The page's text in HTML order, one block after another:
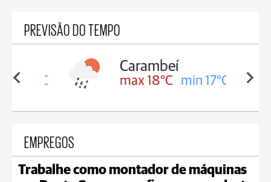
PREVISÃO DO TEMPO
18°C
Carambeí
max 18°C min 17°C
EMPREGOS
Trabalhe como montador de máquinas